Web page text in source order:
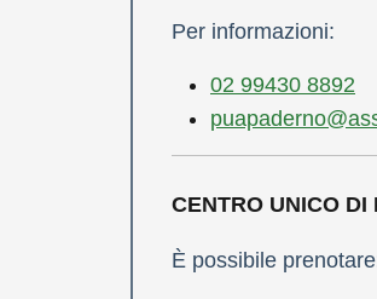
Per informazioni:
02 99430 8892
CENTRO UNICO DI
È possibile